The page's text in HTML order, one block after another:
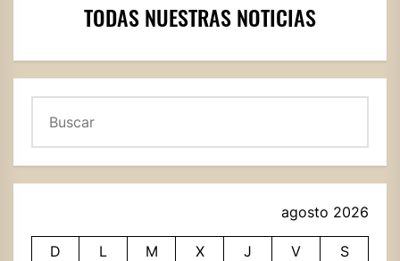
TODAS NUESTRAS NOTICIAS
agosto 2026
D L M X J V
S